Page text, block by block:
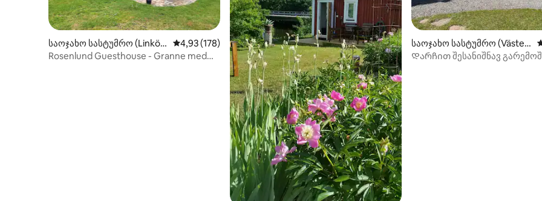
საოჯახო სასტუმრო (Linköpi
ng V)
საშუალო შეფასებაა 5‑დან 4,93, 178 მიმოხილვა
4,93 (178)
Rosenlund Guesthouse - Granne med
საოჯახო სასტუმრო (Väster
vik)
Დარჩით შესანიშნავ